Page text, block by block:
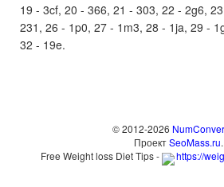
19 - 3cf, 20 - 366, 21 - 303, 22 - 2g6,
231, 26 - 1p0, 27 - 1m3, 28 - 1ja, 29 -
32 - 19e.
© 2012-2026
ПроектSeoMass.ru.
Free Weight loss Diet Tips -
https://